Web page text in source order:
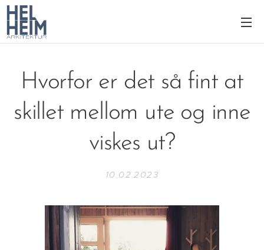
Hvorfor er det så fint at
skillet mellom ute og inne
viskes ut?
10.02.2023